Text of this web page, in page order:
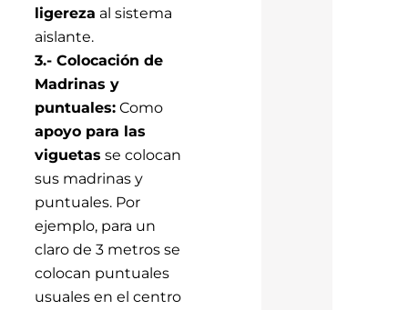
ligereza al sistema
aislante.
3.- Colocación de
Madrinas y
puntuales:Como
apoyo para las
viguetas se colocan
sus madrinas y
puntuales. Por
ejemplo, para un
claro de 3 metros se
colocan puntuales
usuales en el centro